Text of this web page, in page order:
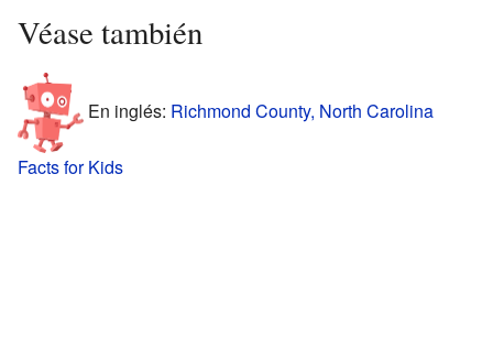
Véase también
En inglés: Richmond County, North Carolina
Facts for Kids